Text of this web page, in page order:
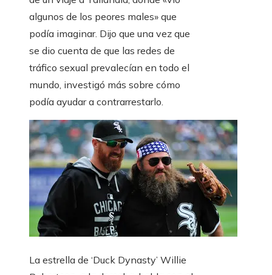
algunos de los peores males» que
podía imaginar. Dijo que una vez que
se dio cuenta de que las redes de
tráfico sexual prevalecían en todo el
mundo, investigó más sobre cómo
podía ayudar a contrarrestarlo.
La estrella de ‘Duck Dynasty’ Willie